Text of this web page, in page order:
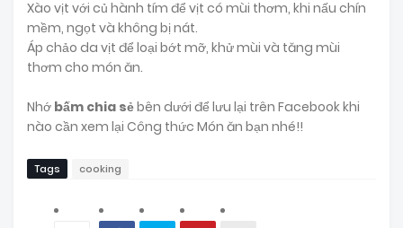
Xào vịt với củ hành tím để vịt có mùi thơm, khi nấu chín
mềm, ngọt và không bị nát.
Áp chảo da vịt để loại bớt mỡ, khử mùi và tăng mùi
thơm cho món ăn.
Nhớ bấm chia sẻbên dưới để lưu lại trên Facebook khi
nào cần xem lại Công thức Món ăn bạn nhé!!
Tags cooking